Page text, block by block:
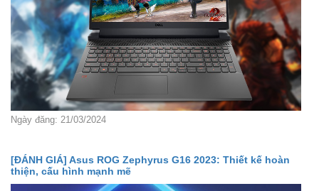
Ngày đăng: 21/03/2024
[ĐÁNH GIÁ] Asus ROG Zephyrus G16 2023: Thiết kế hoàn
thiện, cấu hình mạnh mẽ